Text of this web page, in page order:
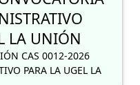
CUADRO DE